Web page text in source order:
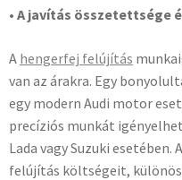
• A javítás összetettsége
A hengerfej felújítás
van az árakra. Egy
egy modern Audi motor
precíziós munkát
Lada vagy Suzuki esetében.
felújítás költségeit,